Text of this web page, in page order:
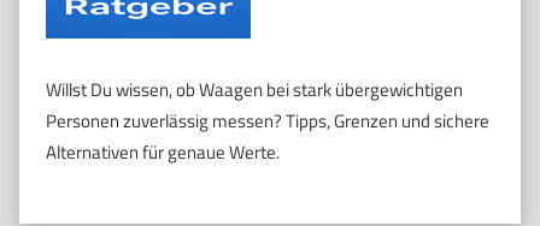
Willst Du wissen, ob Waagen bei stark übergewichtigen
Personen zuverlässig messen? Tipps, Grenzen und sichere
Alternativen für genaue Werte.